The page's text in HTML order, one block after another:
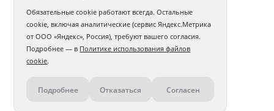
Контакты
Обязательные cookie работают всегда. Остальные
cookie, включая аналитические (сервис Яндекс.Метрика
от ООО «Яндекс», Россия), требуют вашего согласия.
Подробнее — в Политике использования файлов
cookie.
Подробнее Отказаться Согласен